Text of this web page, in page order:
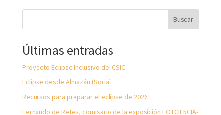
Buscar
Últimas entradas
Proyecto Eclipse Inclusivo del CSIC
Eclipse desde Almazán (Soria)
Recursos para preparar el eclipse de 2026
Fernando de Retes, comisario de la exposición FOTCIENCIA-